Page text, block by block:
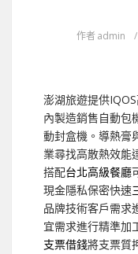
作者admin /
澎湖旅遊提供
內製造銷售自動包
動封盒機。導熱膏
業尋找高散熱效能
搭配台北高級餐廳
現金隱私保密快速
品牌技術客戶需求
宜需求進行精準加
支票借錢將支票質